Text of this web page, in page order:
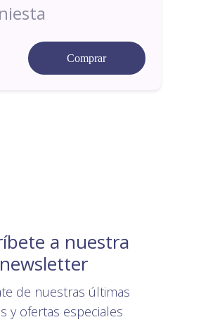
Comprar
a nuestra
newsletter
de nuestras últimas
y ofertas especiales